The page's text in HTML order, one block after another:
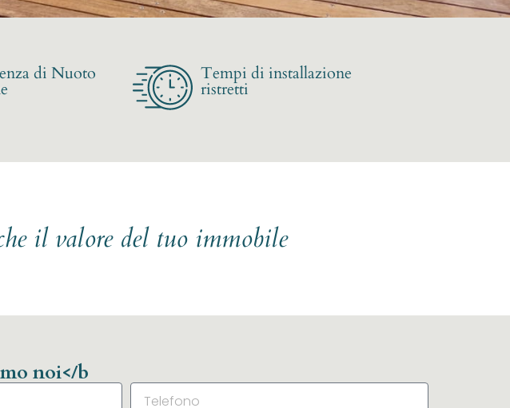
di Nuoto Tempi di installazione
ristretti
il valore del tuo immobile
noi</b